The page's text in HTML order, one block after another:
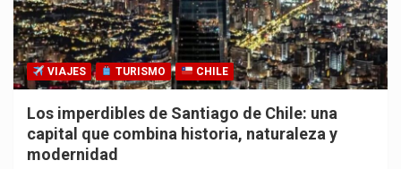
VIAJES TURISMO CHILE
Los imperdibles de Santiago de Chile: una
capital que combina historia, naturaleza y
modernidad